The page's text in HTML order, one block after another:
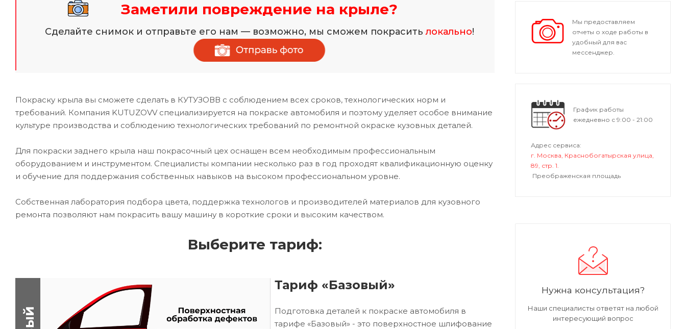
Заметили повреждение на крыле?
Сделайте снимок и отправьте его нам — возможно, мы сможем покраситьлокально!
Покраску крыла вы сможете сделать в КУТУЗОВВ с соблюдением всех сроков, технологических норм и
требований. Компания KUTUZOVV специализируется на покраске автомобиля и поэтому уделяет особое внимание
культуре производства и соблюдению технологических требований по ремонтной окраске кузовных деталей.
Для покраски заднего крыла наш покрасочный цех оснащен всем необходимым профессиональным
оборудованием и инструментом. Специалисты компании несколько раз в год проходят квалификационную оценку
и обучение для поддержания собственных навыков на высоком профессиональном уровне.
Собственная лаборатория подбора цвета, поддержка технологов и производителей материалов для кузовного
ремонта позволяют нам покрасить вашу машину в короткие сроки и высоким качеством.
Выберите тариф:
Тариф «Базовый»
Подготовка деталей к покраске автомобиля в
тарифе «Базовый» - это поверхностное шлифование
Мы предоставляем
отчеты о ходе работы в
удобный для вас
мессенджер.
График работы
ежедневно с 9:00 - 21:00
Адрес сервиса:
г. Москва, Краснобогатырская улица,
89, стр. 1.
Преображенская площадь
Нужна консультация?
Наши специалисты ответят на любой
интересующий вопрос